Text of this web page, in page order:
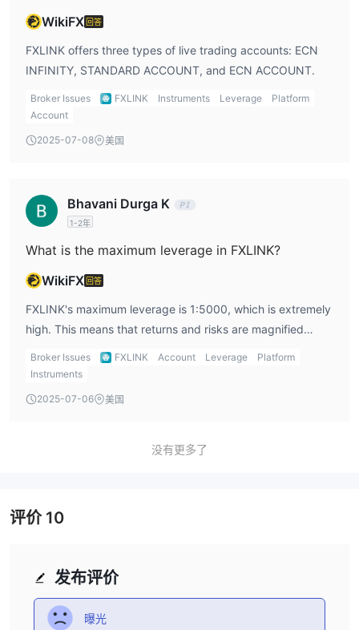
人。
贵金属提供黄金和白银等商品，为寻求有价值商品的投资者提供避
险选择。能源期货使交易者能够参与能源市场，包括原油和天然
的数字资产领域并投资比特币和以太坊等流行的加密货币。
账户
ECN（电子通信网络）执行和更窄点差的经验丰富的交易者而设
计。这标准账户，最低存款额为100美元
交易工具（包括 35 种货币对、4 种金属和指数）的标准交易条件的
具有竞争力的点差的 ECN 执行。然而，与其他账户相比，它支持的
交易工具范围更为有限，包括 35 种货币对、4 种金属和指数。
所有账户类型都可以选择使用 MT4 或 MT5 交易平台，交易者可以
杠杆作用
FXLINK为每种账户类型提供不同的杠杆选项，为交易者提供基于其
，允许交易者为其交易获得大量借贷能力。这种水
供平衡的选择。最后，
好的交易者，确保定制和高效的交易体验。然而，交易者必须了解杠
杆的影响并负责任地使用杠杆以避免过度冒险。
WikiFX 回答
FXLINK offers three types of live trading accounts: ECN
INFINITY, STANDARD ACCOUNT, and ECN ACCOUNT.
Broker Issues FXLINK Instruments Leverage
Platform
Account
2025-07-08 美国
Bhavani Durga K
1-2年
What is the maximum leverage in FXLINK?
WikiFX 回答
FXLINK's maximum leverage is 1:5000, which is extremely
high. This means that returns and risks are magnified
5000 times, and traders need to be cautious when
trading. Suitable for experienced traders.
Broker Issues FXLINK Account Leverage
Platform
Instruments
2025-07-06 美国
没有更多了
发布评价
曝光
评价10